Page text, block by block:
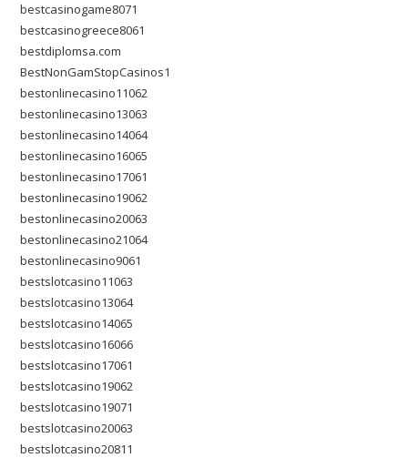
bestcasinogame8071
bestcasinogreece8061
bestdiplomsa.com
BestNonGamStopCasinos1
bestonlinecasino11062
bestonlinecasino13063
bestonlinecasino14064
bestonlinecasino16065
bestonlinecasino17061
bestonlinecasino19062
bestonlinecasino20063
bestonlinecasino21064
bestonlinecasino9061
bestslotcasino11063
bestslotcasino13064
bestslotcasino14065
bestslotcasino16066
bestslotcasino17061
bestslotcasino19062
bestslotcasino19071
bestslotcasino20063
bestslotcasino20811